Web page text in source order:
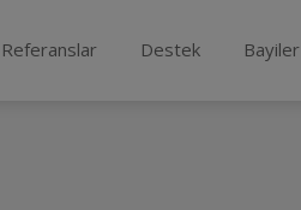
Referanslar Destek Bayiler